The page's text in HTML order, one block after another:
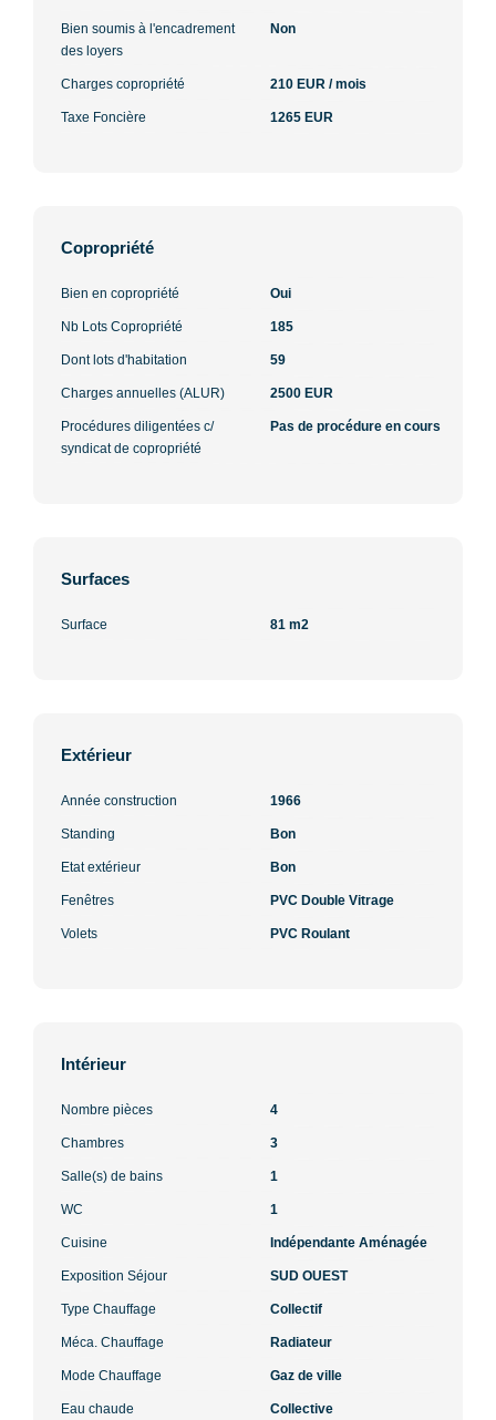
Bien soumis à l'encadrement
des loyers
Non
Charges copropriété 210 EUR / mois
Taxe Foncière 1265 EUR
Copropriété
Bien en copropriété Oui
Nb Lots Copropriété 185
Dont lots d'habitation 59
Charges annuelles (ALUR) 2500 EUR
Procédures diligentées c/
syndicat de copropriété
Pas de procédure en cours
Surfaces
Surface 81 m2
Extérieur
Année construction 1966
Standing Bon
Etat extérieur Bon
Fenêtres PVC Double Vitrage
Volets PVC Roulant
Intérieur
Nombre pièces 4
Chambres 3
Salle(s) de bains 1
WC 1
Cuisine Indépendante Aménagée
Exposition Séjour SUD OUEST
Type Chauffage Collectif
Méca. Chauffage Radiateur
Mode Chauffage Gaz de ville
Eau chaude Collective